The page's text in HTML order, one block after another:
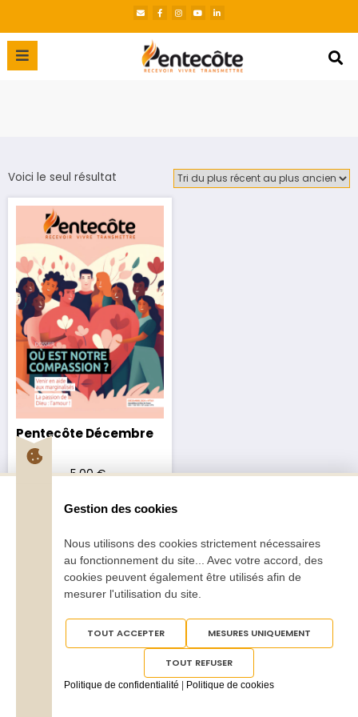
Voici le seul résultat
Pentecôte Décembre
2024
– 5,00€
Gestion des cookies
Nous utilisons des cookies strictement nécessaires
au fonctionnement du site... Avec votre accord, des
cookies peuvent également être utilisés afin de
mesurer l'utilisation du site.
TOUT ACCEPTER MESURES UNIQUEMENT
TOUT REFUSER
Politique de confidentialité Politique de cookies